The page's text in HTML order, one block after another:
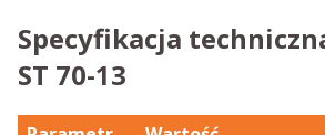
Specyfikacja
ST 70-13